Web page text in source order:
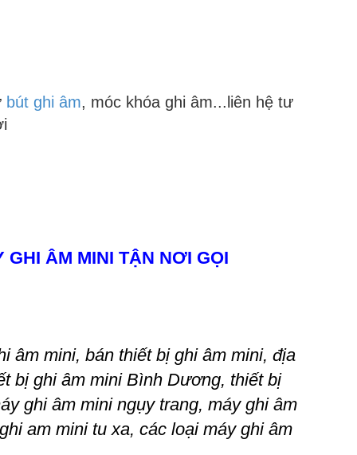
bút ghi âm, móc khóa ghi âm...liên hệ tư
ÂM MINI TẬN NƠI GỌI
âm mini, bán thiết bị ghi âm mini, địa
bị ghi âm mini Bình Dương, thiết bị
ghi âm mini ngụy trang, máy ghi âm
am mini tu xa, các loại máy ghi âm